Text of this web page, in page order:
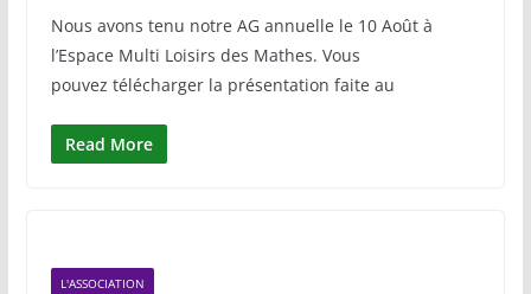
Nous avons tenu notre AG annuelle le 10 Août à
l’Espace Multi Loisirs des Mathes. Vous
pouvez télécharger la présentation faite au
Read More
L'ASSOCIATION